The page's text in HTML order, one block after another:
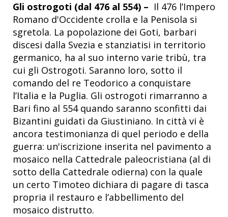
Gli ostrogoti (dal 476 al 554) – Il 476 l’Impero
Romano d'Occidente crolla e la Penisola si
sgretola. La popolazione dei Goti, barbari
discesi dalla Svezia e stanziatisi in territorio
germanico, ha al suo interno varie tribù, tra
cui gli Ostrogoti. Saranno loro, sotto il
comando del re Teodorico a conquistare
l’Italia e la Puglia. Gli ostrogoti rimarranno a
Bari fino al 554 quando saranno sconfitti dai
Bizantini guidati da Giustiniano. In città vi è
ancora testimonianza di quel periodo e della
guerra: un'iscrizione inserita nel pavimento a
mosaico nella Cattedrale paleocristiana (al di
sotto della Cattedrale odierna) con la quale
un certo Timoteo dichiara di pagare di tasca
propria il restauro e l’abbellimento del
mosaico distrutto.